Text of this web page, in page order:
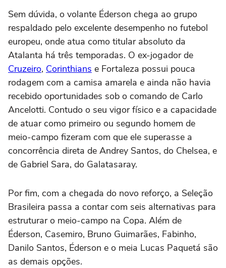
Sem dúvida, o volante Éderson chega ao grupo
respaldado pelo excelente desempenho no futebol
europeu, onde atua como titular absoluto da
Atalanta há três temporadas. O ex-jogador de
Cruzeiro, Corinthians e Fortaleza possui pouca
rodagem com a camisa amarela e ainda não havia
recebido oportunidades sob o comando de Carlo
Ancelotti. Contudo o seu vigor físico e a capacidade
de atuar como primeiro ou segundo homem de
meio-campo fizeram com que ele superasse a
concorrência direta de Andrey Santos, do Chelsea, e
de Gabriel Sara, do Galatasaray.
Por fim, com a chegada do novo reforço, a Seleção
Brasileira passa a contar com seis alternativas para
estruturar o meio-campo na Copa. Além de
Éderson, Casemiro, Bruno Guimarães, Fabinho,
Danilo Santos, Éderson e o meia Lucas Paquetá são
as demais opções.